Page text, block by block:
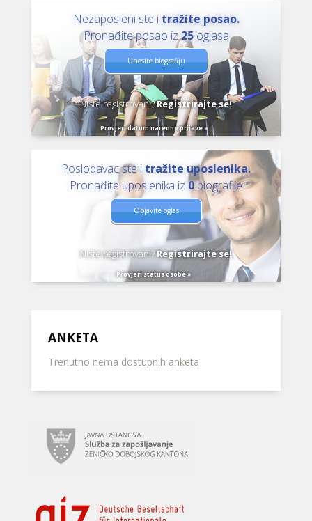
Nezaposleni ste i tražite posao.
Pronađite posao iz25oglasa
Unesite biografiju
Niste registrovani?Registrirajte se!
Provjeri datum naredne prijave »
Poslodavac ste i tražite uposlenika.
Pronađite uposlenika iz 0biografije
Objavite oglas
Niste registrovani?Registrirajte se!
Provjeri status osobe »
ANKETA
Trenutno nema dostupnih anketa